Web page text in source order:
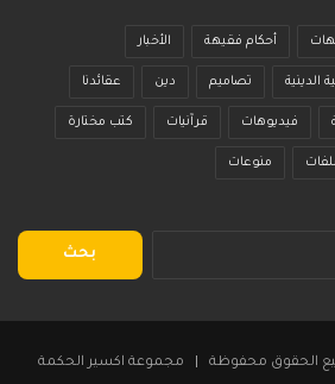
أحكام فقيهة الأخبار
الدينية تصاميم دين عقائدنا
فيديوهات قرآنيات كتب مختارة
منوعات
البحث